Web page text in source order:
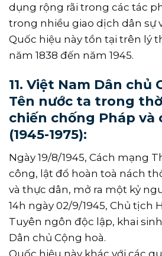
dụng rộng rãi trong các tác
trong nhiều giao dịch dân sự
Quốc hiệu này tồn tại trên lý
năm 1838 đến năm 1945.
11. Việt Nam Dân chủ
Tên nước ta trong
chiến chống Pháp và
(1945-1975):
Ngày 19/8/1945, Cách mạng
công, lật đổ hoàn toà nách
và thực dân, mở ra một kỷ
14h ngày 02/9/1945, Chủ tịch
Tuyên ngôn độc lập, khai
Dân chủ Cộng hoà.
Quốc hiệu này khác với các